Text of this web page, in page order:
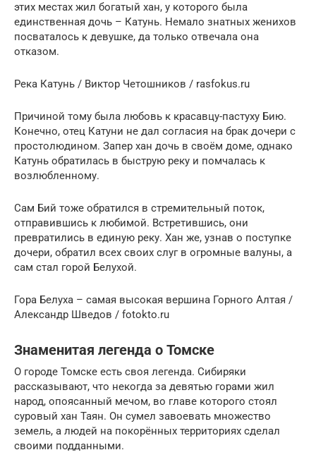
этих местах жил богатый хан, у которого была
единственная дочь – Катунь. Немало знатных женихов
посваталось к девушке, да только отвечала она
отказом.
Река Катунь / Виктор Четошников / rasfokus.ru
Причиной тому была любовь к красавцу-пастуху Бию.
Конечно, отец Катуни не дал согласия на брак дочери с
простолюдином. Запер хан дочь в своём доме, однако
Катунь обратилась в быструю реку и помчалась к
возлюбленному.
Сам Бий тоже обратился в стремительный поток,
отправившись к любимой. Встретившись, они
превратились в единую реку. Хан же, узнав о поступке
дочери, обратил всех своих слуг в огромные валуны, а
сам стал горой Белухой.
Гора Белуха – самая высокая вершина Горного Алтая /
Александр Шведов / fotokto.ru
Знаменитая легенда о Томске
О городе Томске есть своя легенда. Сибиряки
рассказывают, что некогда за девятью горами жил
народ, опоясанный мечом, во главе которого стоял
суровый хан Таян. Он сумел завоевать множество
земель, а людей на покорённых территориях сделал
своими подданными.